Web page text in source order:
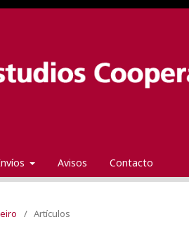
Avisos Contacto
/ Artículos